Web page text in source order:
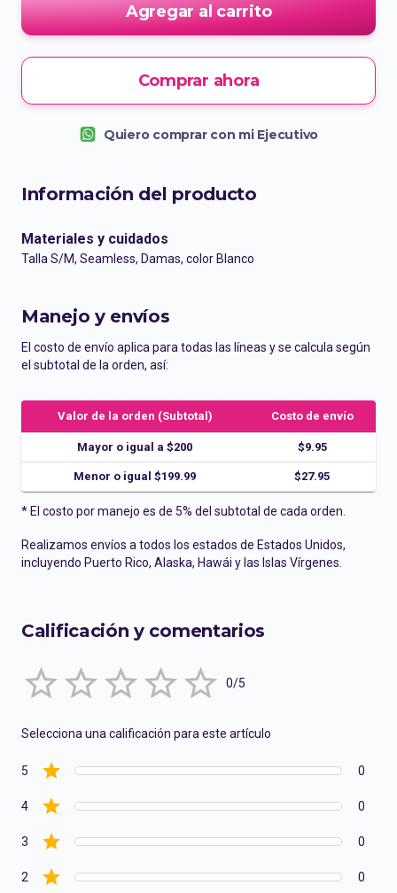
Agregar al carrito
Comprar ahora
Quiero comprar con mi Ejecutivo
Información del producto
Materiales y cuidados
Talla S/M, Seamless, Damas, color Blanco
Manejo y envíos
El costo de envío aplica para todas las líneas y se calcula según
el subtotal de la orden, así:
Valor de la orden (Subtotal) Costo de envío
Mayor o igual a $200 $9.95
Menor o igual $199.99 $27.95
* El costo por manejo es de 5% del subtotal de cada orden.
Realizamos envíos a todos los estados de Estados Unidos,
incluyendo Puerto Rico, Alaska, Hawái y las Islas Vírgenes.
Calificación y comentarios
1 Star2 Stars
3 Stars
4 Stars
5 Stars
Empty
0/5
Selecciona una calificación para este artículo
5 0
4 0
3 0
2 0